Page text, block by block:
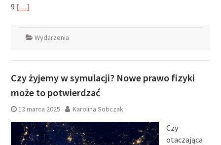
9 […]
Wydarzenia
Czy żyjemy w symulacji? Nowe prawo fizyki
może to potwierdzać
13 marca 2025 Karolina Sobczak
Czy
otaczająca